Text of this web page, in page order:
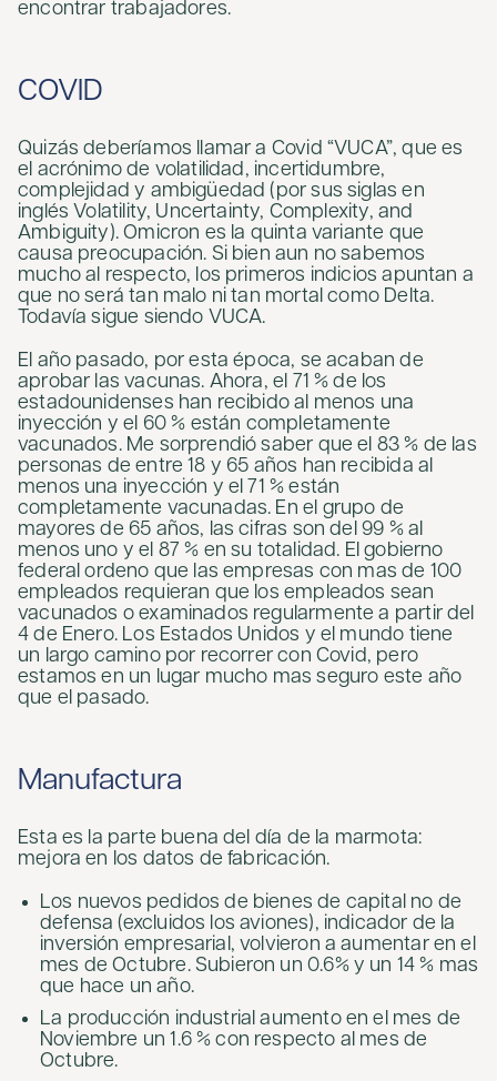
encontrar trabajadores.
COVID
Quizás deberíamos llamar a Covid “VUCA”, que es
el acrónimo de volatilidad, incertidumbre,
complejidad y ambigüedad (por sus siglas en
inglés Volatility, Uncertainty, Complexity, and
Ambiguity). Omicron es la quinta variante que
causa preocupación. Si bien aun no sabemos
mucho al respecto, los primeros indicios apuntan a
que no será tan malo ni tan mortal como Delta.
Todavía sigue siendo VUCA.
El año pasado, por esta época, se acaban de
aprobar las vacunas. Ahora, el 71 % de los
estadounidenses han recibido al menos una
inyección y el 60 % están completamente
vacunados. Me sorprendió saber que el 83 % de las
personas de entre 18 y 65 años han recibida al
menos una inyección y el 71 % están
completamente vacunadas. En el grupo de
mayores de 65 años, las cifras son del 99 % al
menos uno y el 87 % en su totalidad. El gobierno
federal ordeno que las empresas con mas de 100
empleados requieran que los empleados sean
vacunados o examinados regularmente a partir del
4 de Enero. Los Estados Unidos y el mundo tiene
un largo camino por recorrer con Covid, pero
estamos en un lugar mucho mas seguro este año
que el pasado.
Manufactura
Esta es la parte buena del día de la marmota:
mejora en los datos de fabricación.
Los nuevos pedidos de bienes de capital no de
defensa (excluidos los aviones), indicador de la
inversión empresarial, volvieron a aumentar en el
mes de Octubre. Subieron un 0.6% y un 14 % mas
que hace un año.
La producción industrial aumento en el mes de
Noviembre un 1.6 % con respecto al mes de
Octubre.